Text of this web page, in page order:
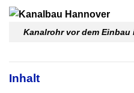
Kanalrohr vor dem
Inhalt